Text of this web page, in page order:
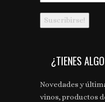
de
email
¿TIENES
Novedades y
vinos, productos